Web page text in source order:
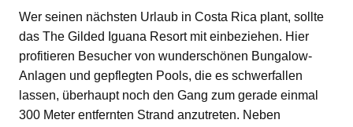
Wer seinen nächsten Urlaub in Costa Rica plant, sollte
das The Gilded Iguana Resort mit einbeziehen. Hier
profitieren Besucher von wunderschönen Bungalow-
Anlagen und gepflegten Pools, die es schwerfallen
lassen, überhaupt noch den Gang zum gerade einmal
300 Meter entfernten Strand anzutreten. Neben